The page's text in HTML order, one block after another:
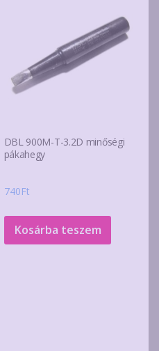
DBL 900M-T-3.2D minőségi
pákahegy
740Ft
Kosárba teszem